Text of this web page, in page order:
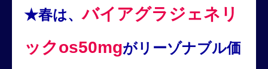
★春は、バイアグラジェネリ
ックos50mgがリーゾナブル価